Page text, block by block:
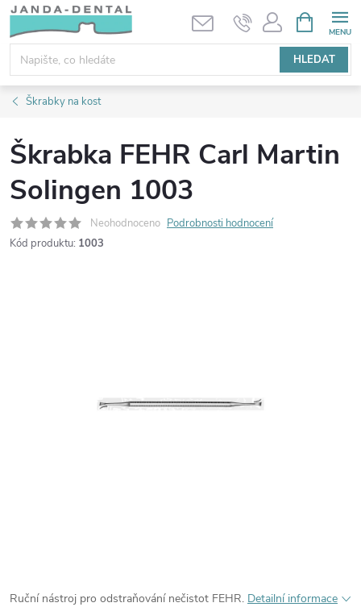
Přejít
obsah
HLEDAT
NÁKUPNÍ
KOŠÍK
Škrabky na kost
Škrabka FEHR Carl Martin
Solingen 1003
Neohodnoceno Podrobnosti hodnocení
Kód produktu: 1003
Ruční nástroj pro odstraňování nečistot FEHR. Detailní informace